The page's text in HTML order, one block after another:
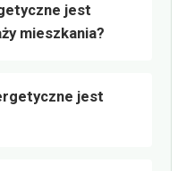
jest
mieszkania?
jest